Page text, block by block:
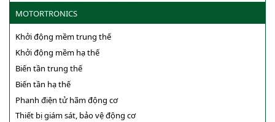
MOTORTRONICS
Khởi động mềm trung thế
Khởi động mềm hạ thế
Biến tần trung thế
Biến tần hạ thế
Phanh điện tử hãm động cơ
Thiết bị giám sát, bảo vệ động cơ